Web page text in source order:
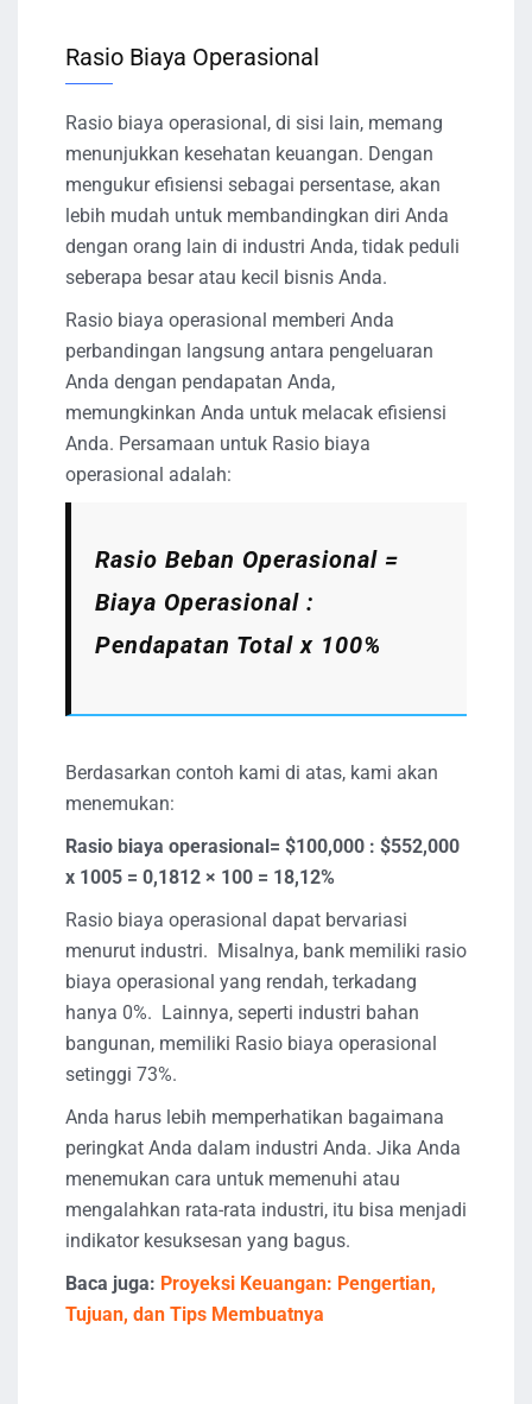
Rasio Biaya Operasional
Rasio biaya operasional, di sisi lain, memang
menunjukkan kesehatan keuangan. Dengan
mengukur efisiensi sebagai persentase, akan
lebih mudah untuk membandingkan diri Anda
dengan orang lain di industri Anda, tidak peduli
seberapa besar atau kecil bisnis Anda.
Rasio biaya operasional memberi Anda
perbandingan langsung antara pengeluaran
Anda dengan pendapatan Anda,
memungkinkan Anda untuk melacak efisiensi
Anda. Persamaan untuk Rasio biaya
operasional adalah:
Rasio Beban Operasional =
Biaya Operasional :
Pendapatan Total x 100%
Berdasarkan contoh kami di atas, kami akan
menemukan:
Rasio biaya operasional= $100,000 : $552,000
x 1005 = 0,1812 × 100 = 18,12%
Rasio biaya operasional dapat bervariasi
menurut industri. Misalnya, bank memiliki rasio
biaya operasional yang rendah, terkadang
hanya 0%. Lainnya, seperti industri bahan
bangunan, memiliki Rasio biaya operasional
setinggi 73%.
Anda harus lebih memperhatikan bagaimana
peringkat Anda dalam industri Anda. Jika Anda
menemukan cara untuk memenuhi atau
mengalahkan rata-rata industri, itu bisa menjadi
indikator kesuksesan yang bagus.
Baca juga: Proyeksi Keuangan: Pengertian,
Tujuan, dan Tips Membuatnya